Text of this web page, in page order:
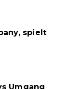
spielt
Umgang